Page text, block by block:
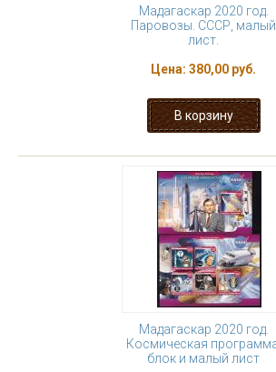
Мадагаскар 2020 год.
Паровозы. СССР, малый
лист.
Цена: 380,00 руб.
Мадагаскар 2020 год.
Космическая
блок и малый лист